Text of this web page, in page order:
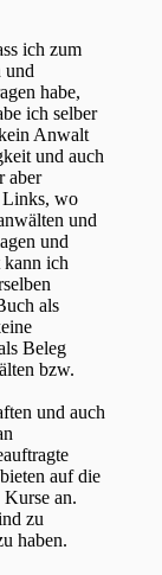
ich zum
und
habe,
ich selber
Anwalt
und auch
aber
Links, wo
und
und
ich
als
Beleg
bzw.
und auch
auf die
an.
zu
haben.